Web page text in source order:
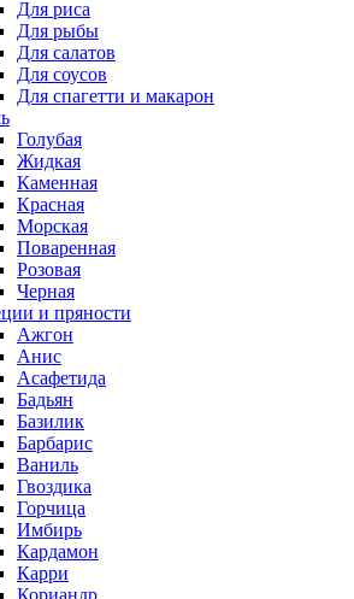
Для риса
Для рыбы
Для салатов
Для соусов
Для спагетти и макарон
Голубая
Жидкая
Каменная
Красная
Морская
Поваренная
Розовая
Черная
и пряности
Ажгон
Анис
Асафетида
Бадьян
Базилик
Барбарис
Ваниль
Гвоздика
Горчица
Имбирь
Кардамон
Карри
Кориандр